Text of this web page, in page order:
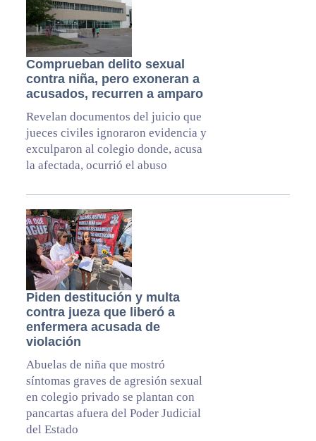
Comprueban delito sexual
contra niña, pero exoneran a
acusados, recurren a amparo
Revelan documentos del juicio que
jueces civiles ignoraron evidencia y
exculparon al colegio donde, acusa
la afectada, ocurrió el abuso
Piden destitución y multa
contra jueza que liberó a
enfermera acusada de
violación
Abuelas de niña que mostró
síntomas graves de agresión sexual
en colegio privado se plantan con
pancartas afuera del Poder Judicial
del Estado